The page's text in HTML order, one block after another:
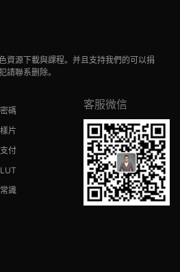
資源下載與課程。并且支持我們的可以捐
請聯系删除。
碼
片
付
識
客服微信